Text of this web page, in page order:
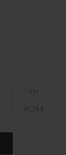
11+
91,29€